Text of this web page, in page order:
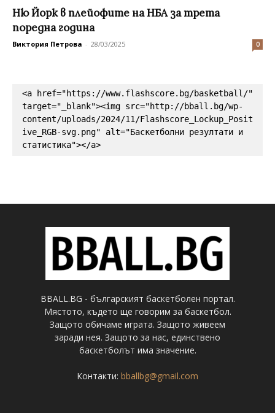
Ню Йорк в плейофите на НБА за трета
поредна година
Виктория Петрова - 28/03/2025 0
<a href="https://www.flashscore.bg/basketball/"
target="_blank"><img src="http://bball.bg/wp-
content/uploads/2024/11/Flashscore_Lockup_Posit
ive_RGB-svg.png" alt="Баскетболни резултати и
статистика"></a>
BBALL.BG - българският баскетболен портал.
Мястото, където ще говорим за баскетбол.
Защото обичаме играта. Защото живеем
заради нея. Защото за нас, единствено
баскетболът има значение.
Контакти: bballbg@gmail.com